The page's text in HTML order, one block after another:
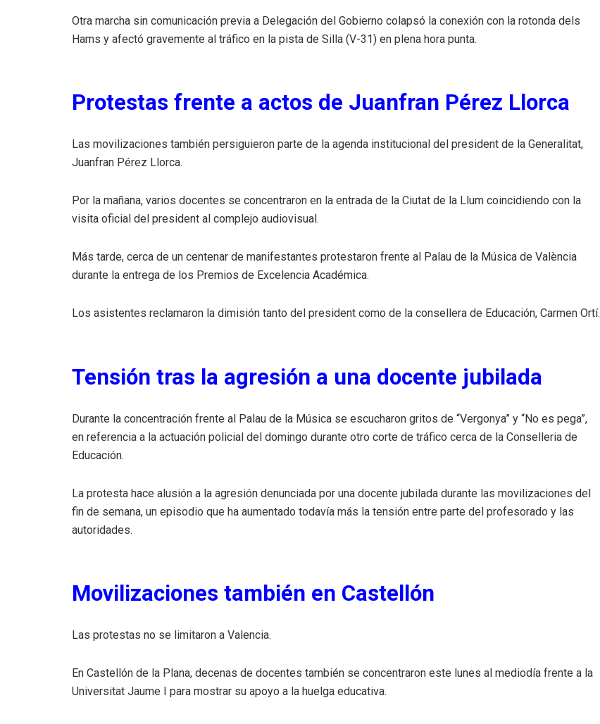
Otra marcha sin comunicación previa a Delegación del Gobierno colapsó la conexión con la rotonda dels
Hams y afectó gravemente al tráfico en la pista de Silla (V-31) en plena hora punta.
Protestas frente a actos de Juanfran Pérez Llorca
Las movilizaciones también persiguieron parte de la agenda institucional del president de la Generalitat,
Juanfran Pérez Llorca.
Por la mañana, varios docentes se concentraron en la entrada de la Ciutat de la Llum coincidiendo con la
visita oficial del president al complejo audiovisual.
Más tarde, cerca de un centenar de manifestantes protestaron frente al Palau de la Música de València
durante la entrega de los Premios de Excelencia Académica.
Los asistentes reclamaron la dimisión tanto del president como de la consellera de Educación, Carmen Ortí.
Tensión tras la agresión a una docente jubilada
Durante la concentración frente al Palau de la Música se escucharon gritos de “Vergonya” y “No es pega”,
en referencia a la actuación policial del domingo durante otro corte de tráfico cerca de la Conselleria de
Educación.
La protesta hace alusión a la agresión denunciada por una docente jubilada durante las movilizaciones del
fin de semana, un episodio que ha aumentado todavía más la tensión entre parte del profesorado y las
autoridades.
Movilizaciones también en Castellón
Las protestas no se limitaron a Valencia.
En Castellón de la Plana, decenas de docentes también se concentraron este lunes al mediodía frente a la
Universitat Jaume I para mostrar su apoyo a la huelga educativa.